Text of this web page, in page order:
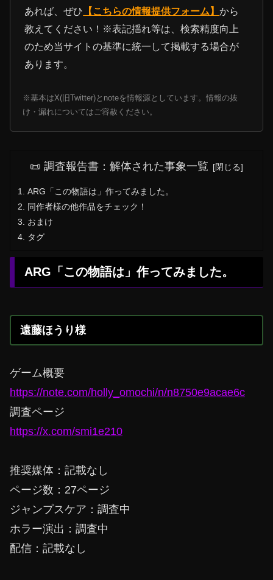
あれば、ぜひ 【こちらの情報提供フォーム】から
教えてください！※表記揺れ等は、検索精度向上
のため当サイトの基準に統一して掲載する場合が
あります。
※基本はX(旧Twitter)とnoteを情報源としています。情報の抜
け・漏れについてはご容赦ください。
📜 調査報告書：解体された事象一覧
ARG「この物語は」作ってみました。
同作者様の他作品をチェック！
おまけ
タグ
ARG「この物語は」作ってみました。
遠藤ほうり様
ゲーム概要
https://note.com/holly_omochi/n/n8750e9acae6c
調査ページ
https://x.com/smi1e210
推奨媒体：記載なし
ページ数：27ページ
ジャンプスケア：調査中
ホラー演出：調査中
配信：記載なし